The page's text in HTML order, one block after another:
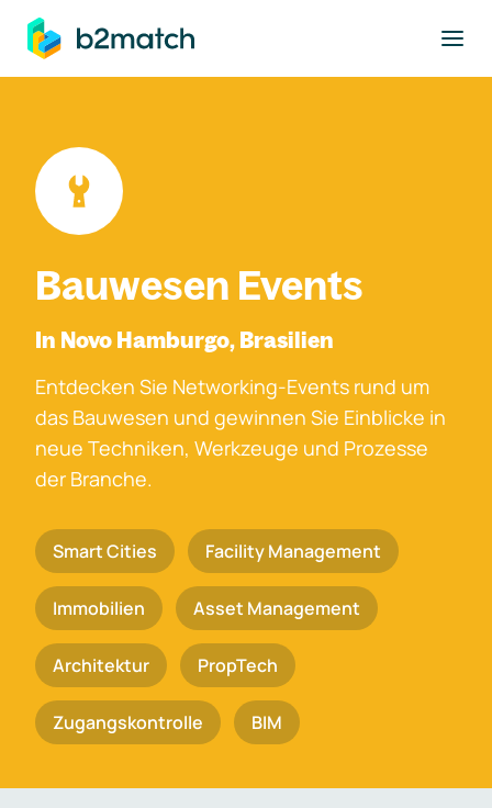
springen
Bauwesen Events
In Novo Hamburgo, Brasilien
Entdecken Sie Networking-Events rund um
das Bauwesen und gewinnen Sie Einblicke in
neue Techniken, Werkzeuge und Prozesse
der Branche.
Smart Cities Facility Management
Immobilien Asset Management
Architektur PropTech
Zugangskontrolle BIM